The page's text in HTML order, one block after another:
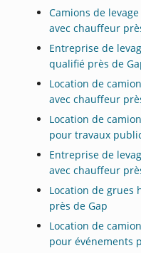
Camions de
avec chauffeur
Entreprise de
qualifié près de
Location de
avec chauffeur
Location de
pour travaux
Entreprise de
avec chauffeur
Location de grues
près de Gap
Location de
pour événements